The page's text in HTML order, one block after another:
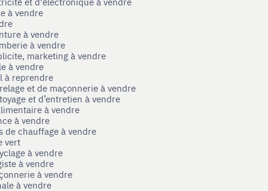
à vendre
à vendre
à vendre
marketing à vendre
à vendre
à reprendre
et de maçonnerie à vendre
et d’entretien à vendre
à vendre
à vendre
de chauffage à vendre
vert
à vendre
à vendre
à vendre
à vendre